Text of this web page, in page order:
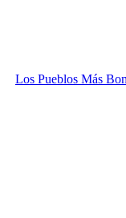
Los Pueblos Más